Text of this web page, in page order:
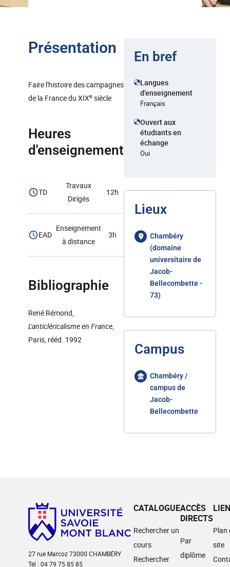
Présentation
Faire l'histoire des campagnes
de la France du XIXe siècle
Heures
d'enseignement
TD
Travaux
Dirigés
12h
EAD
Enseignement
à distance
3h
Bibliographie
René Rémond,
L'anticléricalisme en France,
Paris, rééd. 1992
En bref
Langues
d'enseignement
Français
Ouvert aux
étudiants en
échange
Oui
Lieux
Chambéry
(domaine
universitaire de
Jacob-
Bellecombette -
73)
Campus
Chambéry /
campus de
Jacob-
Bellecombette
27 rue Marcoz 73000 CHAMBÉRY
Tél : 04 79 75 85 85
CATALOGUE
Rechercher un
cours
Rechercher
ACCÈS
DIRECTS
Par
diplôme
Plan
site